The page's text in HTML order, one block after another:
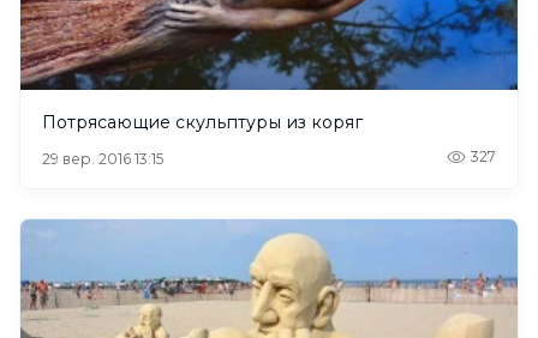
Потрясающие скульптуры из коряг
29 вер. 2016 13:15 327